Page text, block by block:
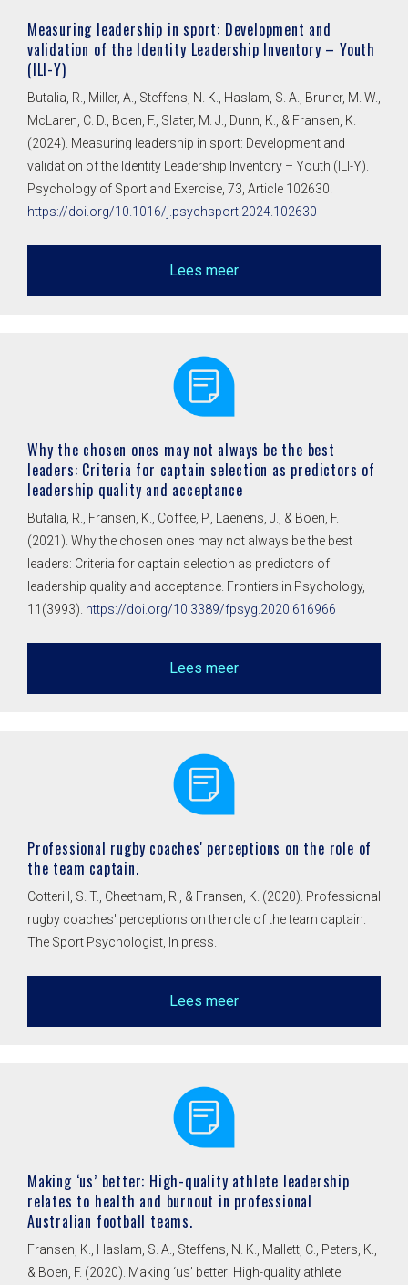
Measuring leadership in sport: Development and
validation of the Identity Leadership Inventory – Youth
(ILI-Y)
Butalia, R., Miller, A., Steffens, N. K., Haslam, S. A., Bruner, M. W.,
McLaren, C. D., Boen, F., Slater, M. J., Dunn, K., & Fransen, K.
(2024). Measuring leadership in sport: Development and
validation of the Identity Leadership Inventory – Youth (ILI-Y).
Psychology of Sport and Exercise, 73, Article 102630.
https://doi.org/10.1016/j.psychsport.2024.102630
Lees meer
Why the chosen ones may not always be the best
leaders: Criteria for captain selection as predictors of
leadership quality and acceptance
Butalia, R., Fransen, K., Coffee, P., Laenens, J., & Boen, F.
(2021). Why the chosen ones may not always be the best
leaders: Criteria for captain selection as predictors of
leadership quality and acceptance. Frontiers in Psychology,
11(3993). https://doi.org/10.3389/fpsyg.2020.616966
Lees meer
Professional rugby coaches' perceptions on the role of
the team captain.
Cotterill, S. T., Cheetham, R., & Fransen, K. (2020). Professional
rugby coaches' perceptions on the role of the team captain.
The Sport Psychologist, In press.
Lees meer
Making ‘us’ better: High-quality athlete leadership
relates to health and burnout in professional
Australian football teams.
Fransen, K., Haslam, S. A., Steffens, N. K., Mallett, C., Peters, K.,
& Boen, F. (2020). Making ‘us’ better: High-quality athlete